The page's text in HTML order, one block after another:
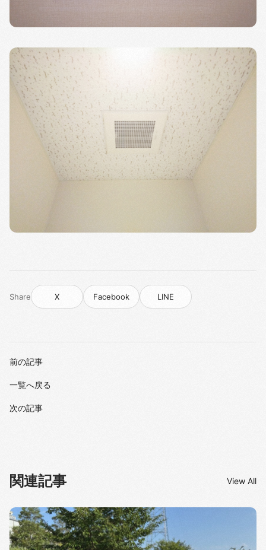
Share X Facebook LINE
前の記事
一覧へ戻る
次の記事
関連記事 View All